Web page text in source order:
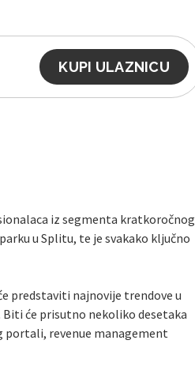
KUPI ULAZNICU
iz segmenta kratkoročnog
u Splitu, te je svakako ključno
predstaviti najnovije trendove u
će prisutno nekoliko desetaka
portali, revenue management